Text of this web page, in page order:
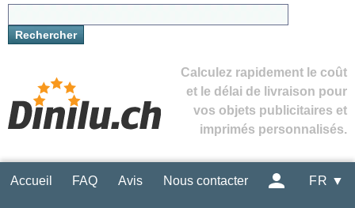
Calculez rapidement le coût
et le délai de livraison pour
vos objets publicitaires et
imprimés personnalisés.
Accueil FAQ Avis Nous contacter FR ▼